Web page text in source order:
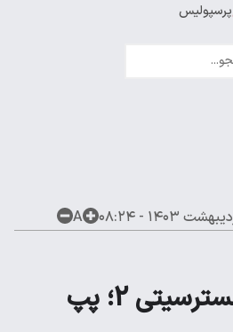
پرسپولیس
لیگ قهرمانان
A
تاتنهام 0 - منچسترسیتی 2؛ پپ